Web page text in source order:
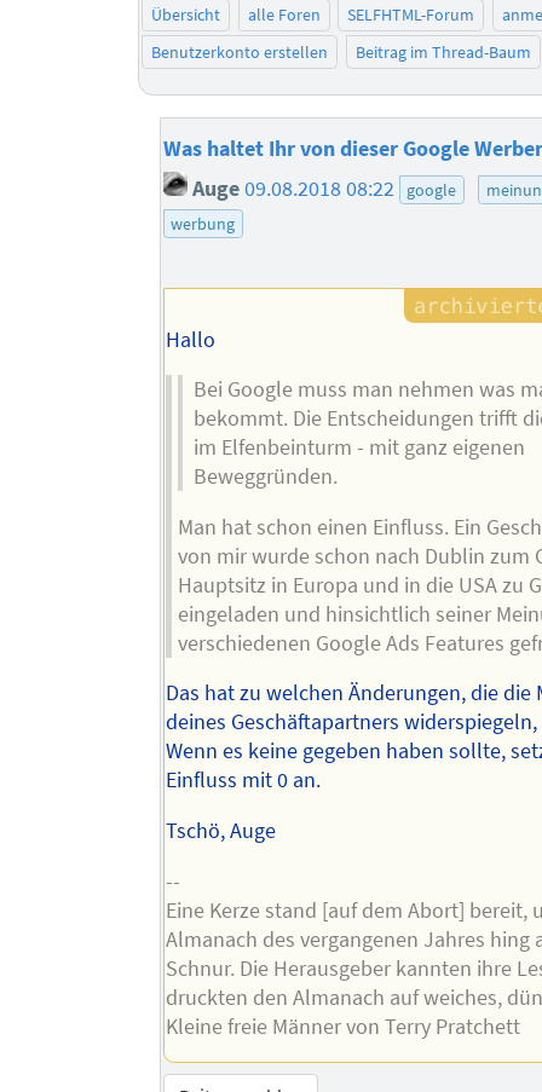
Übersicht alle Foren SELFHTML-Forum
Benutzerkonto erstellen
Beitrag im Thread-Baum
Was haltet Ihr von dieser Google
Auge09.08.2018 08:22 google
werbung
Hallo
Bei Google muss man nehmen was
bekommt. Die Entscheidungen trifft
im Elfenbeinturm - mit ganz eigenen
Beweggründen.
Man hat schon einen Einfluss. Ein
von mir wurde schon nach Dublin zum
Hauptsitz in Europa und in die USA zu
eingeladen und hinsichtlich seiner
verschiedenen Google Ads Features
Das hat zu welchen Änderungen, die die
deines Geschäftapartners
Wenn es keine gegeben haben sollte,
Einfluss mit 0 an.
Tschö, Auge
--
Eine Kerze stand [auf dem Abort] bereit,
Almanach des vergangenen Jahres hing
Schnur. Die Herausgeber kannten ihre
druckten den Almanach auf weiches,
Kleine freie Männer von Terry Pratchett